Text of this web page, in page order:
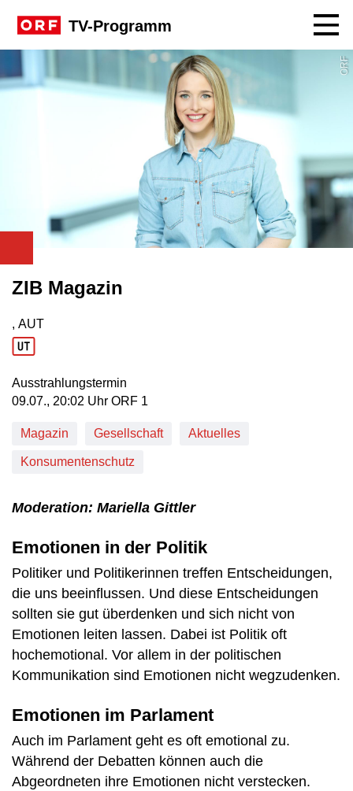
TV-Programm
ORF
ZIB Magazin
Produktionsland: AUT
, AUT
Ausstrahlungstermin
09. Juli, 20:02 Uhr in ORF 1
09.07., 20:02 Uhr ORF 1
Magazin Gesellschaft Aktuelles
Konsumentenschutz
Moderation: Mariella Gittler
Emotionen in der Politik
Politiker und Politikerinnen treffen Entscheidungen,
die uns beeinflussen. Und diese Entscheidungen
sollten sie gut überdenken und sich nicht von
Emotionen leiten lassen. Dabei ist Politik oft
hochemotional. Vor allem in der politischen
Kommunikation sind Emotionen nicht wegzudenken.
Emotionen im Parlament
Auch im Parlament geht es oft emotional zu.
Während der Debatten können auch die
Abgeordneten ihre Emotionen nicht verstecken.